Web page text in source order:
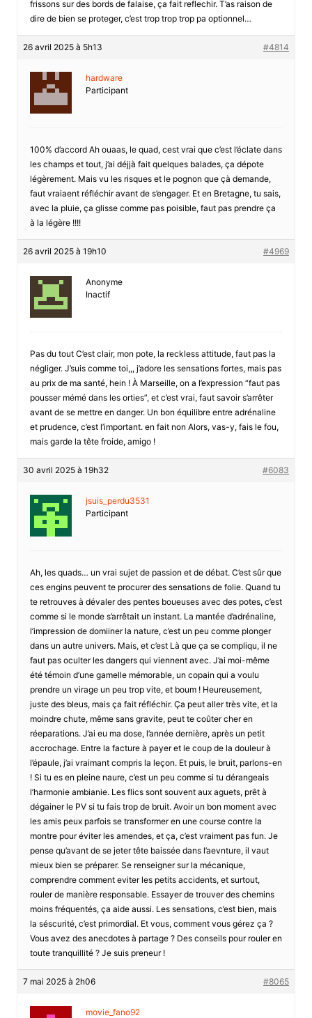
frissons sur des bords de falaise, ça fait reflechir. T’as raison de
dire de bien se proteger, c’est trop trop trop pa optionnel…
26 avril 2025 à 5h13 #4814
hardware
Participant
100% d’accord Ah ouaas, le quad, cest vrai que c’est l’éclate dans
les champs et tout, j’ai déjjà fait quelques balades, ça dépote
légèrement. Mais vu les risques et le pognon que çà demande,
faut vraiaent réfléchir avant de s’engager. Et en Bretagne, tu sais,
avec la pluie, ça glisse comme pas poisible, faut pas prendre ça
à la légère !!!!
26 avril 2025 à 19h10 #4969
Anonyme
Inactif
Pas du tout C’est clair, mon pote, la reckless attitude, faut pas la
négliger. J’suis comme toi,,, j’adore les sensations fortes, mais pas
au prix de ma santé, hein ! À Marseille, on a l’expression “faut pas
pousser mémé dans les orties”, et c’est vrai, faut savoir s’arrêter
avant de se mettre en danger. Un bon équilibre entre adrénaline
et prudence, c’est l’important. en fait non Alors, vas-y, fais le fou,
mais garde la tête froide, amigo !
30 avril 2025 à 19h32 #6083
jsuis_perdu3531
Participant
Ah, les quads… un vrai sujet de passion et de débat. C’est sûr que
ces engins peuvent te procurer des sensations de folie. Quand tu
te retrouves à dévaler des pentes boueuses avec des potes, c’est
comme si le monde s’arrêtait un instant. La mantée d’adrénaline,
l’impression de domiiner la nature, c’est un peu comme plonger
dans un autre univers. Mais, et c’est Là que ça se compliqu, il ne
faut pas oculter les dangers qui viennent avec. J’ai moi-même
été témoin d’une gamelle mémorable, un copain qui a voulu
prendre un virage un peu trop vite, et boum ! Heureusement,
juste des bleus, mais ça fait réfléchir. Ça peut aller très vite, et la
moindre chute, même sans gravite, peut te coûter cher en
réeparations. J’ai eu ma dose, l’année dernière, après un petit
accrochage. Entre la facture à payer et le coup de la douleur à
l’épaule, j’ai vraimant compris la leçon. Et puis, le bruit, parlons-en
! Si tu es en pleine naure, c’est un peu comme si tu dérangeais
l’harmonie ambianie. Les flics sont souvent aux aguets, prêt à
dégainer le PV si tu fais trop de bruit. Avoir un bon moment avec
les amis peux parfois se transformer en une course contre la
montre pour éviter les amendes, et ça, c’est vraiment pas fun. Je
pense qu’avant de se jeter tête baissée dans l’aevnture, il vaut
mieux bien se préparer. Se renseigner sur la mécanique,
comprendre comment eviter les petits accidents, et surtout,
rouler de manière responsable. Essayer de trouver des chemins
moins fréquentés, ça aide aussi. Les sensations, c’est bien, mais
la séscurité, c’est primordial. Et vous, comment vous gérez ça ?
Vous avez des anecdotes à partage ? Des conseils pour rouler en
toute tranquillité ? Je suis preneur !
7 mai 2025 à 2h06 #8065
movie_fano92